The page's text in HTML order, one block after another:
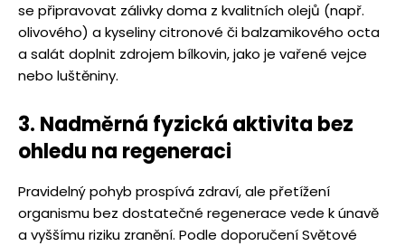
se připravovat zálivky doma z kvalitních olejů (např.
olivového) a kyseliny citronové či balzamikového octa
a salát doplnit zdrojem bílkovin, jako je vařené vejce
nebo luštěniny.
3. Nadměrná fyzická aktivita bez
ohledu na regeneraci
Pravidelný pohyb prospívá zdraví, ale přetížení
organismu bez dostatečné regenerace vede k únavě
a vyššímu riziku zranění. Podle doporučení Světové